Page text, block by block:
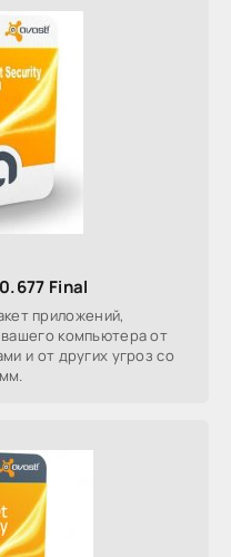
Final
приложений,
компьютера от
и от других угроз со